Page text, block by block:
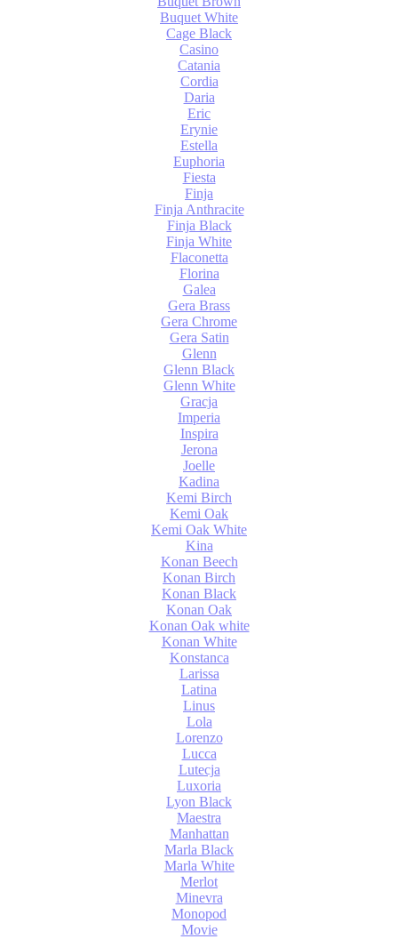
Buquet White
Cage Black
Casino
Catania
Cordia
Daria
Eric
Erynie
Estella
Euphoria
Fiesta
Finja
Finja Anthracite
Finja Black
Finja White
Flaconetta
Florina
Galea
Gera Brass
Gera Chrome
Gera Satin
Glenn
Glenn Black
Glenn White
Gracja
Imperia
Inspira
Jerona
Joelle
Kadina
Kemi Birch
Kemi Oak
Kemi Oak White
Kina
Konan Beech
Konan Birch
Konan Black
Konan Oak
Konan Oak white
Konan White
Konstanca
Larissa
Latina
Linus
Lola
Lorenzo
Lucca
Lutecja
Luxoria
Lyon Black
Maestra
Manhattan
Marla Black
Marla White
Merlot
Minevra
Monopod
Movie